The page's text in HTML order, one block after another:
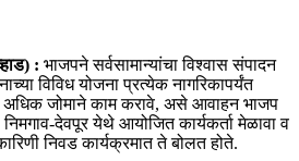
: भाजपने सर्वसामान्यांचा विश्वास संपादन
विविध योजना प्रत्येक नागरिकापर्यंत
अधिक जोमाने काम करावे, असे आवाहन भाजप
देवपूर येथे आयोजित कार्यकर्ता मेळावा व
निवड कार्यक्रमात ते बोलत होते.